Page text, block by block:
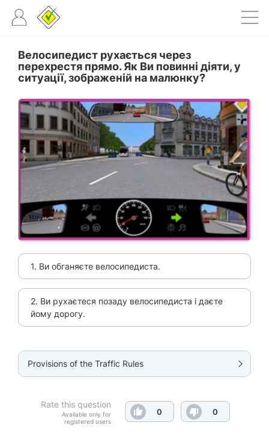
Велосипедист рухається через
перехрестя прямо. Як Ви повинні діяти, у
ситуації, зображеній на малюнку?
1. Ви обганяєте велосипедиста.
2. Ви рухаєтеся позаду велосипедиста і даєте
йому дорогу.
Provisions of the Traffic Rules
Rate this question
Available only for
registered users
0 0